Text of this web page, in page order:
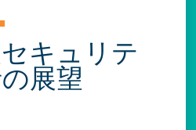
キュリテ
展望